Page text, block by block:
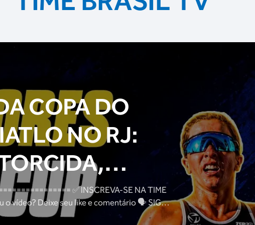
COPA DO
NO RJ:
E
✅ INSCREVA-SE NA TIME